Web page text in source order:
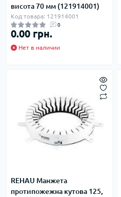
висота 70 мм (121914001)
Код товара: 121914001
0
0.00 грн.
Нет в наличии
REHAU Манжета
протипожежна кутова 125,